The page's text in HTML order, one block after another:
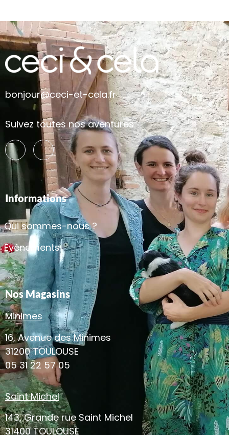
bonjour@ceci-et-cela.fr
Suivez toutes nos aventures
Informations
Qui sommes-nous ?
Evènements
Nos Magasins
Minimes
16, Avenue des Minimes
31200 TOULOUSE
05 31 22 57 05
Saint Michel
143, Grande rue Saint Michel
31400 TOULOUSE